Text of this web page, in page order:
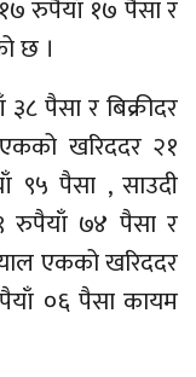
रुपैयाँ १७ पैसा र
छ ।
पैसा र बिक्रीदर
खरिददर २१
९५ पैसा , साउदी
रुपैयाँ ७४ पैसा र
एकको खरिददर
०६ पैसा कायम